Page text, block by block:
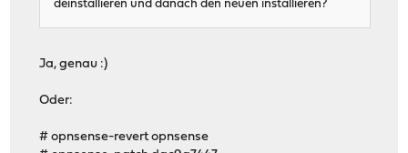
deinstallieren und danach den neuen installieren?
Ja, genau :)
Oder:
# opnsense-revert opnsense